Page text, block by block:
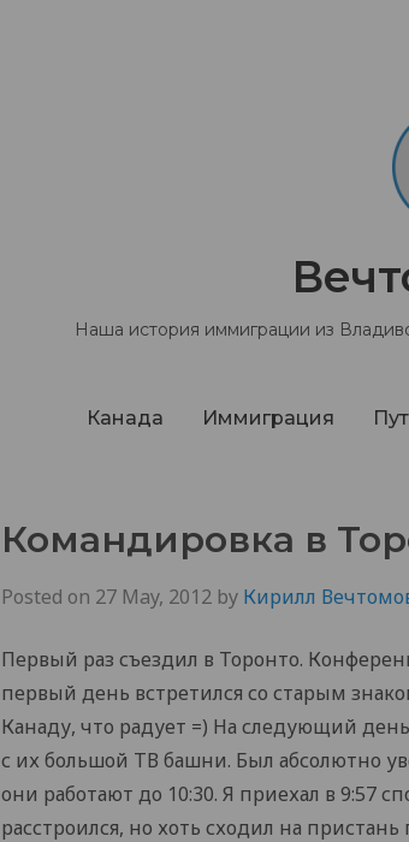
Наша история иммиграции из
Канада Иммиграция
Командировка в
Posted on 27 May, 2012 by Кирилл
Первый раз съездил в Торонто.
первый день встретился со старым
Канаду, что радует =) На следующий
с их большой ТВ башни. Был абсолютно
они работают до 10:30. Я приехал в 9:57
расстроился, но хоть сходил на